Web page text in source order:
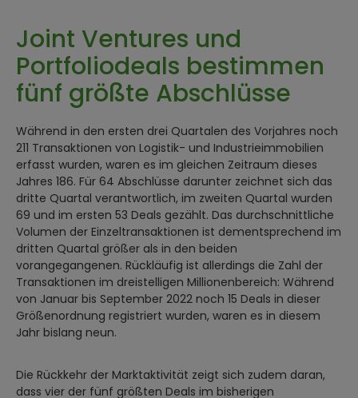
Joint Ventures und
Portfoliodeals bestimmen
fünf größte Abschlüsse
Während in den ersten drei Quartalen des Vorjahres noch
211 Transaktionen von Logistik- und Industrieimmobilien
erfasst wurden, waren es im gleichen Zeitraum dieses
Jahres 186. Für 64 Abschlüsse darunter zeichnet sich das
dritte Quartal verantwortlich, im zweiten Quartal wurden
69 und im ersten 53 Deals gezählt. Das durchschnittliche
Volumen der Einzeltransaktionen ist dementsprechend im
dritten Quartal größer als in den beiden
vorangegangenen. Rückläufig ist allerdings die Zahl der
Transaktionen im dreistelligen Millionenbereich: Während
von Januar bis September 2022 noch 15 Deals in dieser
Größenordnung registriert wurden, waren es in diesem
Jahr bislang neun.
Die Rückkehr der Marktaktivität zeigt sich zudem daran,
dass vier der fünf größten Deals im bisherigen